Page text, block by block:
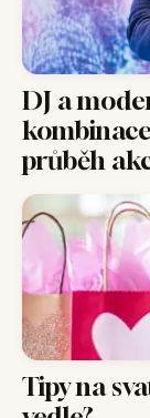
DJ a
průběh
Tipy na